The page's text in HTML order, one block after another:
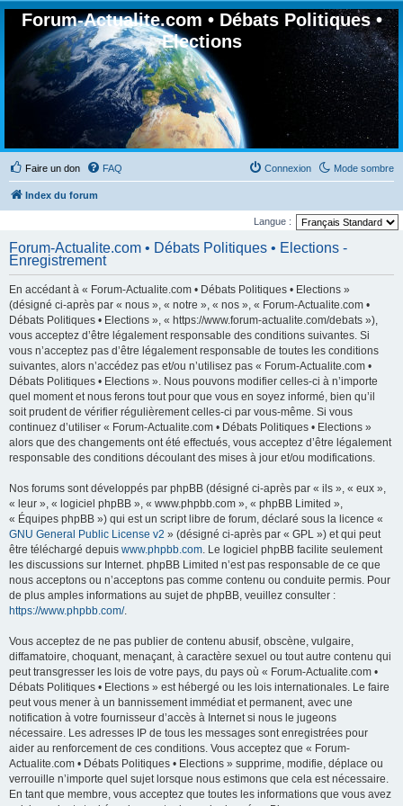
Forum-Actualite.com • Débats Politiques •
Elections
Faire un don Mode sombre
FAQ Connexion
Index du forum
Langue :
Forum-Actualite.com • Débats Politiques • Elections -
Enregistrement
En accédant à « Forum-Actualite.com • Débats Politiques • Elections »
(désigné ci-après par « nous », « notre », « nos », « Forum-Actualite.com •
Débats Politiques • Elections », « https://www.forum-actualite.com/debats »),
vous acceptez d’être légalement responsable des conditions suivantes. Si
vous n’acceptez pas d’être légalement responsable de toutes les conditions
suivantes, alors n’accédez pas et/ou n’utilisez pas « Forum-Actualite.com •
Débats Politiques • Elections ». Nous pouvons modifier celles-ci à n’importe
quel moment et nous ferons tout pour que vous en soyez informé, bien qu’il
soit prudent de vérifier régulièrement celles-ci par vous-même. Si vous
continuez d’utiliser « Forum-Actualite.com • Débats Politiques • Elections »
alors que des changements ont été effectués, vous acceptez d’être légalement
responsable des conditions découlant des mises à jour et/ou modifications.
Nos forums sont développés par phpBB (désigné ci-après par « ils », « eux »,
« leur », « logiciel phpBB », « www.phpbb.com », « phpBB Limited »,
« Équipes phpBB ») qui est un script libre de forum, déclaré sous la licence «
GNU General Public License v2 » (désigné ci-après par « GPL ») et qui peut
être téléchargé depuis www.phpbb.com. Le logiciel phpBB facilite seulement
les discussions sur Internet. phpBB Limited n’est pas responsable de ce que
nous acceptons ou n’acceptons pas comme contenu ou conduite permis. Pour
de plus amples informations au sujet de phpBB, veuillez consulter :
https://www.phpbb.com/.
Vous acceptez de ne pas publier de contenu abusif, obscène, vulgaire,
diffamatoire, choquant, menaçant, à caractère sexuel ou tout autre contenu qui
peut transgresser les lois de votre pays, du pays où « Forum-Actualite.com •
Débats Politiques • Elections » est hébergé ou les lois internationales. Le faire
peut vous mener à un bannissement immédiat et permanent, avec une
notification à votre fournisseur d’accès à Internet si nous le jugeons
nécessaire. Les adresses IP de tous les messages sont enregistrées pour
aider au renforcement de ces conditions. Vous acceptez que « Forum-
Actualite.com • Débats Politiques • Elections » supprime, modifie, déplace ou
verrouille n’importe quel sujet lorsque nous estimons que cela est nécessaire.
En tant que membre, vous acceptez que toutes les informations que vous avez